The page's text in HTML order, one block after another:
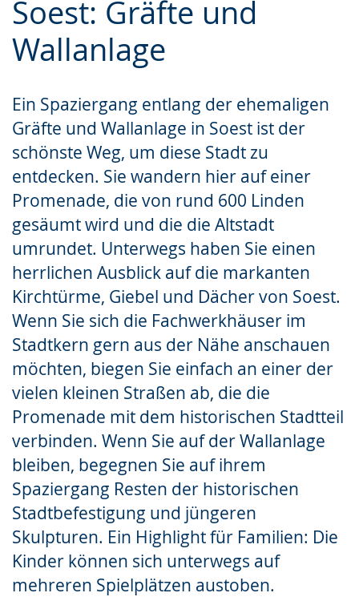
Soest: Gräfte und
Wallanlage
Ein Spaziergang entlang der ehemaligen
Gräfte und Wallanlage in Soest ist der
schönste Weg, um diese Stadt zu
entdecken. Sie wandern hier auf einer
Promenade, die von rund 600 Linden
gesäumt wird und die die Altstadt
umrundet. Unterwegs haben Sie einen
herrlichen Ausblick auf die markanten
Kirchtürme, Giebel und Dächer von Soest.
Wenn Sie sich die Fachwerkhäuser im
Stadtkern gern aus der Nähe anschauen
möchten, biegen Sie einfach an einer der
vielen kleinen Straßen ab, die die
Promenade mit dem historischen Stadtteil
verbinden. Wenn Sie auf der Wallanlage
bleiben, begegnen Sie auf ihrem
Spaziergang Resten der historischen
Stadtbefestigung und jüngeren
Skulpturen. Ein Highlight für Familien: Die
Kinder können sich unterwegs auf
mehreren Spielplätzen austoben.
Leichten
Sprache
wechseln.
Audio-
Unterstützung.
Video
in
Deutscher
wird
angezeigt.